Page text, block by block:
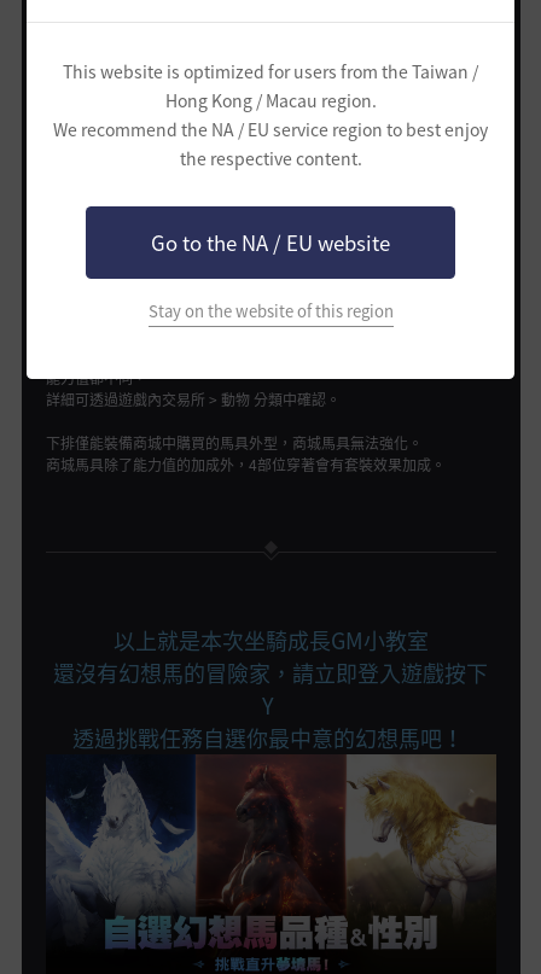
This website is optimized for users from the Taiwan /
Hong Kong / Macau region.
We recommend the NA / EU service region to best enjoy
the respective content.
Go to the NA / EU website
Stay on the website of this region
另外，能力值是可透過後天去改良的。
透過穿戴「馬具」就可以加強馬匹的各項能力值！
上排為一般馬具，透過遊戲內製作、活動兌換、交易所購買取得的馬
能力值都不同，
詳細可透過遊戲內交易所 > 動物 分類中確認。
下排僅能裝備商城中購買的馬具外型，商城馬具無法強化。
商城馬具除了能力值的加成外，4部位穿著會有套裝效果加成。
以上就是本次坐騎成長GM小教室
還沒有幻想馬的冒險家，請立即登入遊戲按下
Y
透過挑戰任務自選你最中意的幻想馬吧！